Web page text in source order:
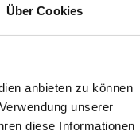
Über Cookies
anbieten zu können
unserer
diese Informationen